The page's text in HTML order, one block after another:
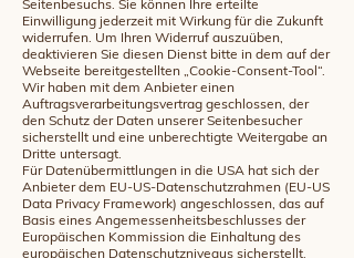
Seitenbesuchs. Sie können Ihre erteilte
Einwilligung jederzeit mit Wirkung für die Zukunft
widerrufen. Um Ihren Widerruf auszuüben,
deaktivieren Sie diesen Dienst bitte in dem auf der
Webseite bereitgestellten „Cookie-Consent-Tool“.
Wir haben mit dem Anbieter einen
Auftragsverarbeitungsvertrag geschlossen, der
den Schutz der Daten unserer Seitenbesucher
sicherstellt und eine unberechtigte Weitergabe an
Dritte untersagt.
Für Datenübermittlungen in die USA hat sich der
Anbieter dem EU-US-Datenschutzrahmen (EU-US
Data Privacy Framework) angeschlossen, das auf
Basis eines Angemessenheitsbeschlusses der
Europäischen Kommission die Einhaltung des
europäischen Datenschutzniveaus sicherstellt.